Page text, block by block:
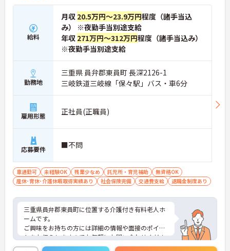
給料
月収 20.5万円～23.9万円程度（諸手当込
み） ※夜勤手当別途支給
年収 271万円～312万円程度（諸手当込み）
※夜勤手当別途支給
勤務地
三重県 員弁郡東員町 長深2126-1
三岐鉄道三岐線「保々駅」バス・車6分
雇用形態 正社員(正職員)
応募要件 ■不問
車通勤可 未経験OK 残業少なめ 託児所・育児補助
無資格OK
産休･育休･介護休暇取得実績あり
社会保険完備 交通費支給 退職金制度あり
三重県員弁郡東員町に位置する介護付き有料老人ホ
ームです。
ご興味をお持ちの方には詳細の情報や面接のポイン
トをお伝えしますのでお気軽にお問い合わせくださ
いませ。